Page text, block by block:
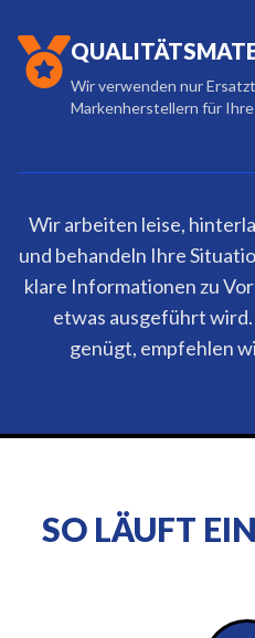
Wir verwenden nur
Markenherstellern für
Wir arbeiten leise,
und behandeln Ihre
klare Informationen zu
etwas ausgeführt
genügt, empfehlen
SO LÄUFT